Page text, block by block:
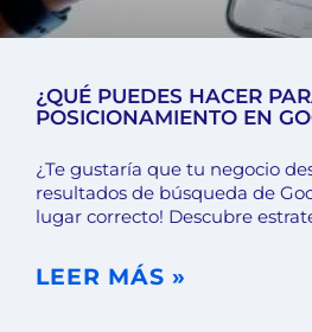
¿QUÉ PUEDES HACER
POSICIONAMIENTO EN
¿Te gustaría que tu negocio
resultados de búsqueda de
lugar correcto! Descubre
LEER MÁS »